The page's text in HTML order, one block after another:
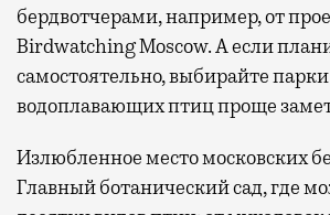
бердвотчерами, например, от
Birdwatching Moscow. А если
самостоятельно, выбирайте
водоплавающих птиц проще
Излюбленное место московских
Главный ботанический сад, где